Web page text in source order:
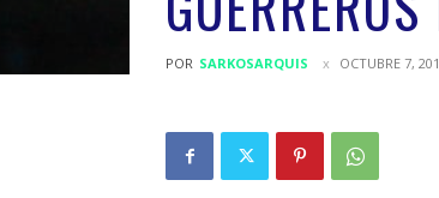
POR SARKOSARQUIS OCTUBRE 7,